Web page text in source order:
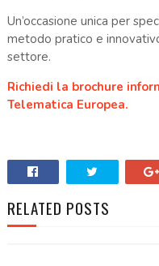
Un’occasione unica per
metodo pratico e
settore.
Richiedi la brochure
Telematica Europea.
RELATED POSTS